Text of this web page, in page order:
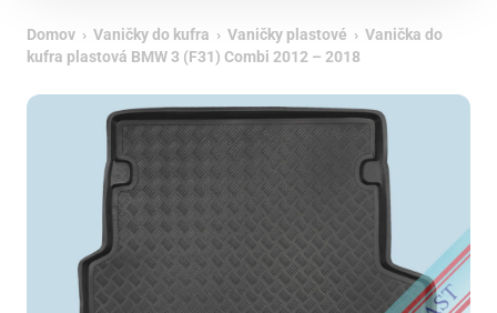
Domov › Vaničky do kufra › Vaničky plastové › Vanička do
kufra plastová BMW 3 (F31) Combi 2012 – 2018